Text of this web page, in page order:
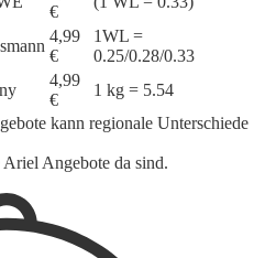
€
4,99
€
1WL =
0.25/0.28/0.33
4,99
€
1 kg = 5.54
kann regionale Unterschiede
Angebote da sind.